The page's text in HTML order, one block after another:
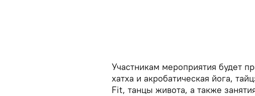
Участникам мероприятия будет
хатха и акробатическая йога,
Fit, танцы живота, а также